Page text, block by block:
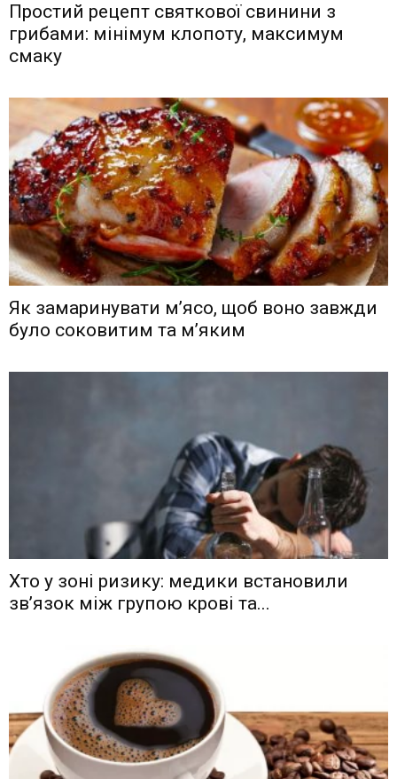
Простий рецепт святкової свинини з
грибами: мінімум клопоту, максимум
смаку
Як замаринувати м’ясо, щоб воно завжди
було соковитим та м’яким
Хто у зоні ризику: медики встановили
зв’язок між групою крові та...